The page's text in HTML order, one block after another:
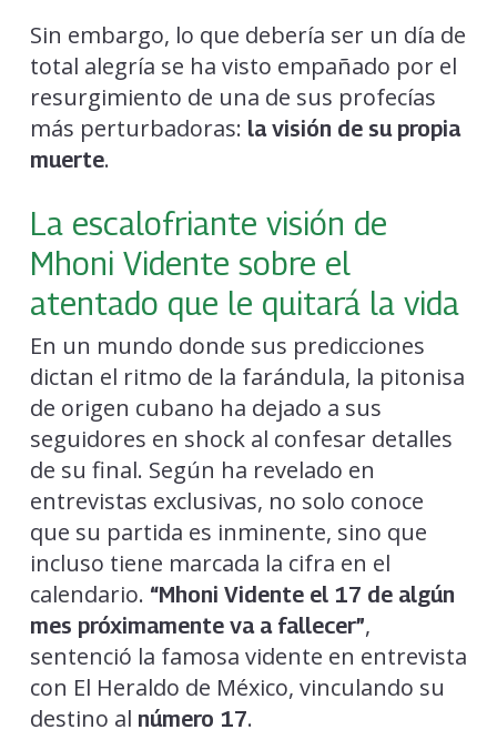
Sin embargo, lo que debería ser un día de
total alegría se ha visto empañado por el
resurgimiento de una de sus profecías
más perturbadoras: la visión de su propia
muerte.
La escalofriante visión de
Mhoni Vidente sobre el
atentado que le quitará la vida
En un mundo donde sus predicciones
dictan el ritmo de la farándula, la pitonisa
de origen cubano ha dejado a sus
seguidores en shock al confesar detalles
de su final. Según ha revelado en
entrevistas exclusivas, no solo conoce
que su partida es inminente, sino que
incluso tiene marcada la cifra en el
calendario. “Mhoni Vidente el 17 de algún
mes próximamente va a fallecer”,
sentenció la famosa vidente en entrevista
con El Heraldo de México, vinculando su
destino al número 17.